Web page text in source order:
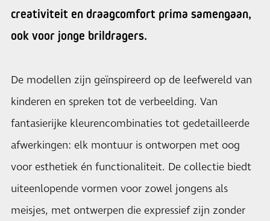
creativiteit en draagcomfort prima samengaan,
ook voor jonge brildragers.
De modellen zijn geïnspireerd op de leefwereld van
kinderen en spreken tot de verbeelding. Van
fantasierijke kleurencombinaties tot gedetailleerde
afwerkingen: elk montuur is ontworpen met oog
voor esthetiek én functionaliteit. De collectie biedt
uiteenlopende vormen voor zowel jongens als
meisjes, met ontwerpen die expressief zijn zonder